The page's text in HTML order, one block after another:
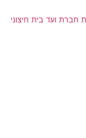
חברת ועד בית חיצוני